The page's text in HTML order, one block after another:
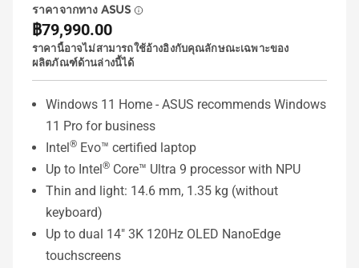
ราคาจากทาง ASUS
฿79,990.00
ราคานี้อาจไม่สามารถใช้อ้างอิงกับคุณลักษณะเฉพาะของ
ผลิตภัณฑ์ด้านล่างนี้ได้
Windows 11 Home - ASUS recommends Windows
11 Pro for business
Intel® Evo™ certified laptop
Up to Intel® Core™ Ultra 9 processor with NPU
Thin and light: 14.6 mm, 1.35 kg (without
keyboard)
Up to dual 14" 3K 120Hz OLED NanoEdge
touchscreens